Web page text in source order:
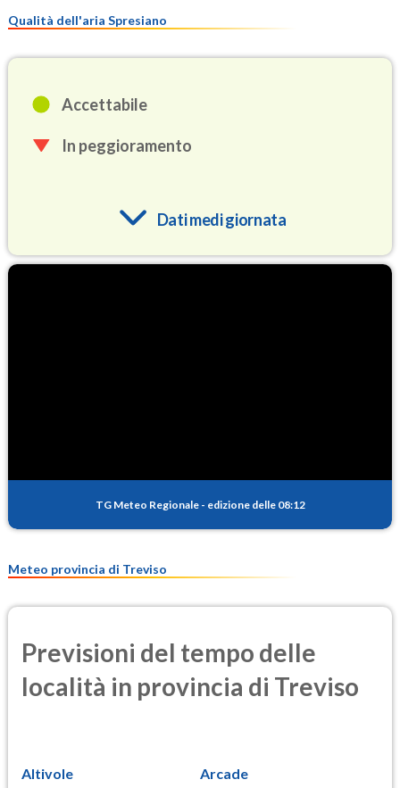
Qualità dell'aria Spresiano
Accettabile
In peggioramento
Dati medi giornata
PM25
TG Meteo Regionale - edizione delle 08:12
Meteo provincia di Treviso
Previsioni del tempo delle
località in provincia di Treviso
Altivole Arcade